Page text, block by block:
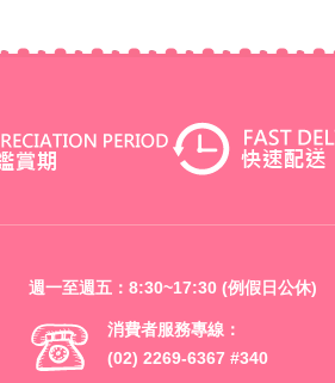
週一至週五：8:30~17:30 (例假日公休)
消費者服務專線：
(02) 2269-6367 #340